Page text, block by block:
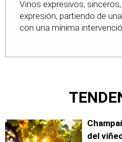
Vinos expresivos,
expresión, partiendo de
con una mínima
del